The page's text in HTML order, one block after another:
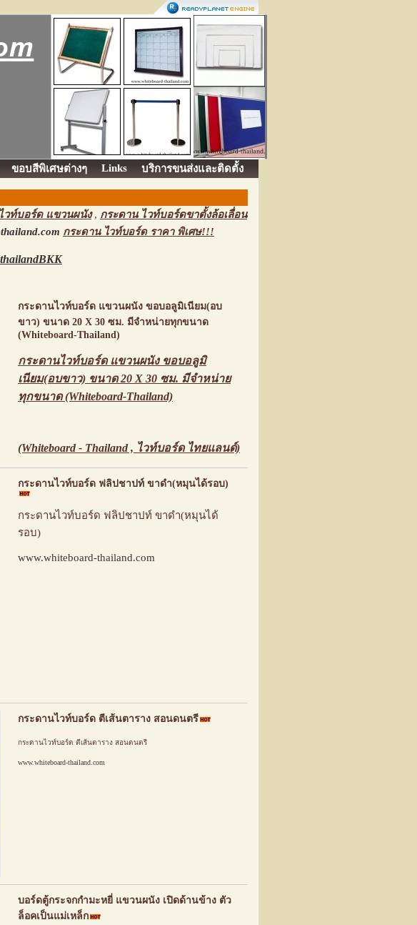
ขอบสีพิเศษต่างๆ Links บริการขนส่งและติดตั้ง
วท์บอร์ด แขวนผนัง, กระดาน ไวท์บอร์ดขาตั้งล้อเลื่อน
กระดาน ไวท์บอร์ด ราคา พิเศษ!!!
กระดานไวท์บอร์ด แขวนผนัง ขอบอลูมิเนียม(อบ
ขาว) ขนาด 20 X 30 ซม. มีจำหน่ายทุกขนาด
(Whiteboard-Thailand)
กระดานไวท์บอร์ด แขวนผนัง ขอบอลูมิ
เนียม(อบขาว) ขนาด 20 X 30 ซม. มีจำหน่าย
ทุกขนาด (Whiteboard-Thailand)
(Whiteboard - Thailand , ไวท์บอร์ด ไทยแลนด์)
กระดานไวท์บอร์ด ฟลิปชาปท์ ขาดำ(หมุนได้รอบ)
กระดานไวท์บอร์ด ฟลิปชาปท์ ขาดำ(หมุนได้
รอบ)
www.whiteboard-thailand.com
กระดานไวท์บอร์ด ตีเส้นตาราง สอนดนตรี
กระดานไวท์บอร์ด ตีเส้นตาราง สอนดนตรี
www.whiteboard-thailand.com
บอร์ดตู้กระจกกำมะหยี่ แขวนผนัง เปิดด้านข้าง ตัว
ล็อคเป็นแม่เหล็ก